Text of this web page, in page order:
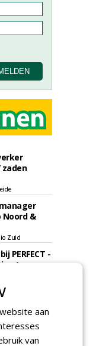
zaden
Noord &
Zuid
PERFECT -
bij DSV
B.V.
aan
van